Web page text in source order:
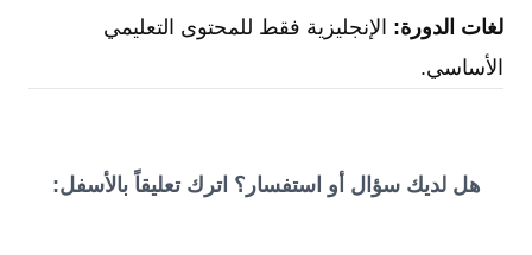
لغات الدورة: الإنجليزية فقط للمحتوى التعليمي
الأساسي.
هل لديك سؤال أو استفسار؟ اترك تعليقاً بالأسفل: